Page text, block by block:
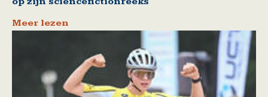
Meer lezen